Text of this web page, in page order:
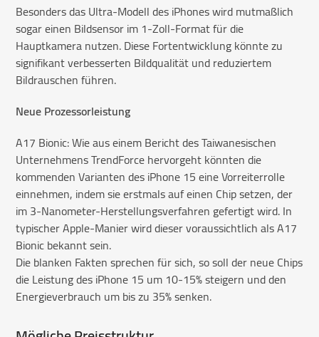
Besonders das Ultra-Modell des iPhones wird mutmaßlich
sogar einen Bildsensor im 1-Zoll-Format für die
Hauptkamera nutzen. Diese Fortentwicklung könnte zu
signifikant verbesserten Bildqualität und reduziertem
Bildrauschen führen.
Neue Prozessorleistung
A17 Bionic: Wie aus einem Bericht des Taiwanesischen
Unternehmens TrendForce hervorgeht könnten die
kommenden Varianten des iPhone 15 eine Vorreiterrolle
einnehmen, indem sie erstmals auf einen Chip setzen, der
im 3-Nanometer-Herstellungsverfahren gefertigt wird. In
typischer Apple-Manier wird dieser voraussichtlich als A17
Bionic bekannt sein.
Die blanken Fakten sprechen für sich, so soll der neue Chips
die Leistung des iPhone 15 um 10-15% steigern und den
Energieverbrauch um bis zu 35% senken.